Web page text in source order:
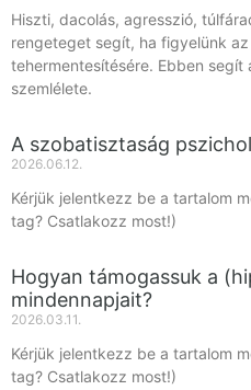
Hiszti, dacolás, agresszió,
rengeteget segít, ha figyelünk
tehermentesítésére. Ebben
szemlélete.
A szobatisztaság
2026.06.12.
Kérjük jelentkezz be a tartalom
tag? Csatlakozz most!)
Hogyan támogassuk a
mindennapjait?
2026.03.11.
Kérjük jelentkezz be a tartalom
tag? Csatlakozz most!)